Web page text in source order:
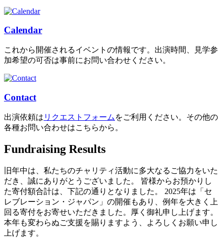
Calendar
これから開催されるイベントの情報です。出演時間、見学参
加希望の可否は事前にお問い合わせください。
Contact
出演依頼は リクエストフォーム をご利用ください。その他の
各種お問い合わせはこちらから。
Fundraising Results
旧年中は、私たちのチャリティ活動に多大なるご協力をいた
だき、誠にありがとうございました。 皆様からお預かりし
た寄付額合計は、下記の通りとなりました。 2025年は「セ
レブレーション・ジャパン」の開催もあり、例年を大きく上
回る寄付をお寄せいただきました。厚く御礼申し上げます。
本年も変わらぬご支援を賜りますよう、よろしくお願い申し
上げます。